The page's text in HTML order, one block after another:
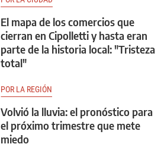
El mapa de los comercios que
cierran en Cipolletti y hasta eran
parte de la historia local: "Tristeza
total"
POR LA REGIÓN
Volvió la lluvia: el pronóstico para
el próximo trimestre que mete
miedo